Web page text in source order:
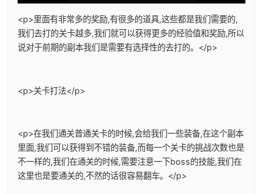
<p>里面有非常多的奖励,有很多的道具,这些都是我们需要的,
我们去打的关卡越多,我们就可以获得更多的经验值和奖励,所以
说对于前期的副本我们是需要有选择性的去打的。</p>
<p>关卡打法</p>
<p>在我们通关普通关卡的时候,会给我们一些装备,在这个副本
里面,我们可以获得到不错的装备,而每一个关卡的挑战次数也是
不一样的,我们在通关的时候,需要注意一下boss的技能,我们在
这里也是要通关的,不然的话很容易翻车。</p>